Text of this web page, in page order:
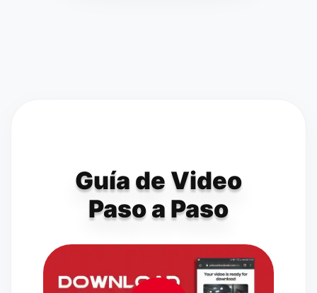
Guía de Video
Paso a Paso